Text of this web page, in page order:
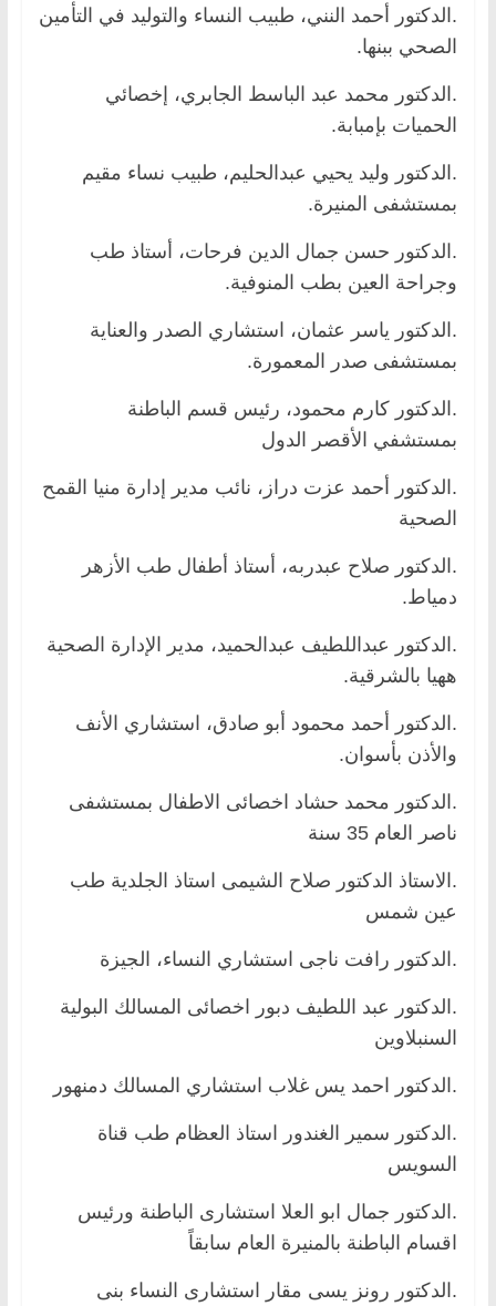
.الدكتور أحمد النني، طبيب النساء والتوليد في التأمين
الصحي ببنها.
.الدكتور محمد عبد الباسط الجابري، إخصائي
الحميات بإمبابة.
.الدكتور وليد يحيي عبدالحليم، طبيب نساء مقيم
بمستشفى المنيرة.
.الدكتور حسن جمال الدين فرحات، أستاذ طب
وجراحة العين بطب المنوفية.
.الدكتور ياسر عثمان، استشاري الصدر والعناية
بمستشفى صدر المعمورة.
.الدكتور كارم محمود، رئيس قسم الباطنة
بمستشفي الأقصر الدول
.الدكتور أحمد عزت دراز، نائب مدير إدارة منيا القمح
الصحية
.الدكتور صلاح عبدربه، أستاذ أطفال طب الأزهر
دمياط.
.الدكتور عبداللطيف عبدالحميد، مدير الإدارة الصحية
ههيا بالشرقية.
.الدكتور أحمد محمود أبو صادق، استشاري الأنف
والأذن بأسوان.
.الدكتور محمد حشاد اخصائى الاطفال بمستشفى
ناصر العام 35 سنة
.الاستاذ الدكتور صلاح الشيمى استاذ الجلدية طب
عين شمس
.الدكتور رافت ناجى استشاري النساء، الجيزة
.الدكتور عبد اللطيف دبور اخصائى المسالك البولية
السنبلاوين
.الدكتور احمد يس غلاب استشاري المسالك دمنهور
.الدكتور سمير الغندور استاذ العظام طب قناة
السويس
.الدكتور جمال ابو العلا استشارى الباطنة ورئيس
اقسام الباطنة بالمنيرة العام سابقاً
.الدكتور رونز يسى مقار استشارى النساء بنى